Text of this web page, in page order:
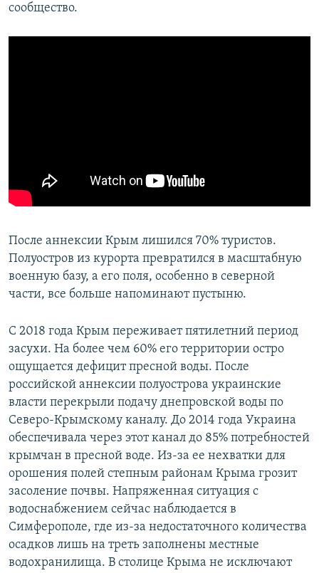
сообщество.
После аннексии Крым лишился 70% туристов.
Полуостров из курорта превратился в масштабную
военную базу, а его поля, особенно в северной
части, все больше напоминают пустыню.
С 2018 года Крым переживает пятилетний период
засухи. На более чем 60% его территории остро
ощущается дефицит пресной воды. После
российской аннексии полуострова украинские
власти перекрыли подачу днепровской воды по
Северо-Крымскому каналу. До 2014 года Украина
обеспечивала через этот канал до 85% потребностей
крымчан в пресной воде. Из-за ее нехватки для
орошения полей степным районам Крыма грозит
засоление почвы. Напряженная ситуация с
водоснабжением сейчас наблюдается в
Симферополе, где из-за недостаточного количества
осадков лишь на треть заполнены местные
водохранилища. В столице Крыма не исключают